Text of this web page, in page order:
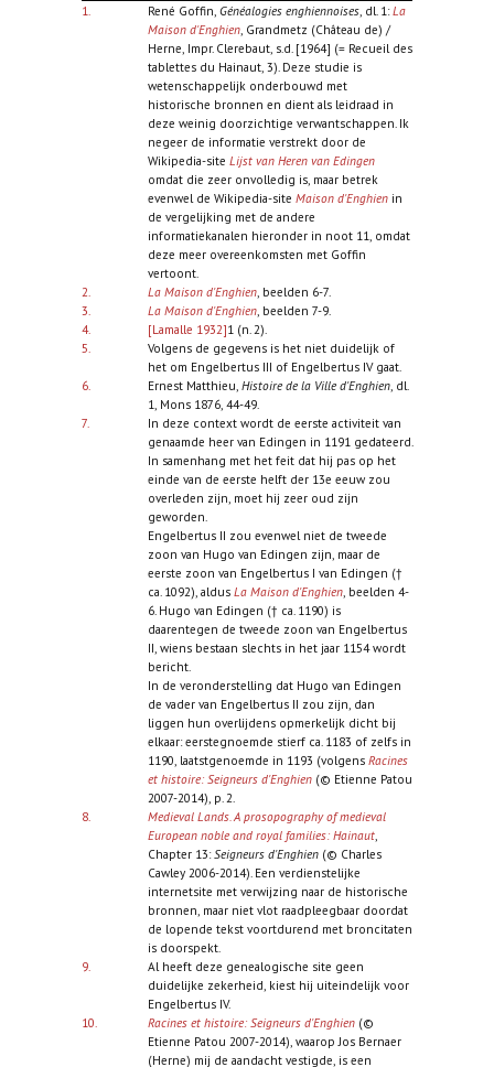
1. René Goffin, Généalogies enghiennoises, dl. 1:La
Maison d'Enghien, Grandmetz (Château de) /
Herne, Impr. Clerebaut, s.d. [1964] (= Recueil des
tablettes du Hainaut, 3). Deze studie is
wetenschappelijk onderbouwd met
historische bronnen en dient als leidraad in
deze weinig doorzichtige verwantschappen. Ik
negeer de informatie verstrekt door de
Wikipedia-site Lijst van Heren van Edingen
omdat die zeer onvolledig is, maar betrek
evenwel de Wikipedia-site Maison d'Enghienin
de vergelijking met de andere
informatiekanalen hieronder in noot 11, omdat
deze meer overeenkomsten met Goffin
vertoont.
2.
La Maison d'Enghien, beelden 6-7.
3.
La Maison d'Enghien, beelden 7-9.
4.
[Lamalle 1932]1 (n. 2).
5.
Volgens de gegevens is het niet duidelijk of
het om Engelbertus III of Engelbertus IV gaat.
6.
Ernest Matthieu, Histoire de la Ville d'Enghien, dl.
1, Mons 1876, 44-49.
7.
In deze context wordt de eerste activiteit van
genaamde heer van Edingen in 1191 gedateerd.
In samenhang met het feit dat hij pas op het
einde van de eerste helft der 13e eeuw zou
overleden zijn, moet hij zeer oud zijn
geworden.
Engelbertus II zou evenwel niet de tweede
zoon van Hugo van Edingen zijn, maar de
eerste zoon van Engelbertus I van Edingen (†
ca. 1092), aldus La Maison d'Enghien, beelden 4-
6. Hugo van Edingen († ca. 1190) is
daarentegen de tweede zoon van Engelbertus
II, wiens bestaan slechts in het jaar 1154 wordt
bericht.
In de veronderstelling dat Hugo van Edingen
de vader van Engelbertus II zou zijn, dan
liggen hun overlijdens opmerkelijk dicht bij
elkaar: eerstegnoemde stierf ca. 1183 of zelfs in
1190, laatstgenoemde in 1193 (volgens Racines
et histoire: Seigneurs d'Enghien(© Etienne Patou
2007-2014), p. 2.
8.
Medieval Lands. A prosopography of medieval
European noble and royal families: Hainaut,
Chapter 13: Seigneurs d'Enghien(© Charles
Cawley 2006-2014). Een verdienstelijke
internetsite met verwijzing naar de historische
bronnen, maar niet vlot raadpleegbaar doordat
de lopende tekst voortdurend met broncitaten
is doorspekt.
9.
Al heeft deze genealogische site geen
duidelijke zekerheid, kiest hij uiteindelijk voor
Engelbertus IV.
10.
Racines et histoire: Seigneurs d'Enghien(©
Etienne Patou 2007-2014), waarop Jos Bernaer
(Herne) mij de aandacht vestigde, is een